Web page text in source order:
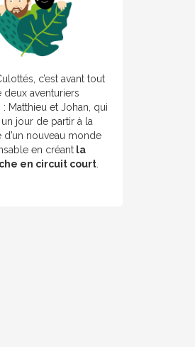
c’est avant tout
deux aventuriers
: Matthieu et Johan, qui
jour de partir à la
nouveau monde
en créant la
en circuit court